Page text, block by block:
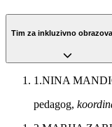
Tim za inkluzivno
1 .NINA
pedagog,